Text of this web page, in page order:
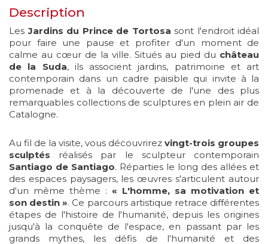
Description
LesJardins du Prince de Tortosa sont l'endroit idéal
pour faire une pause et profiter d'un moment de
calme au cœur de la ville. Situés au pied du château
de la Suda, ils associent jardins, patrimoine et art
contemporain dans un cadre paisible qui invite à la
promenade et à la découverte de l'une des plus
remarquables collections de sculptures en plein air de
Catalogne.
Au fil de la visite, vous découvrirez vingt-trois groupes
sculptés réalisés par le sculpteur contemporain
Santiago de Santiago. Réparties le long des allées et
des espaces paysagers, les œuvres s'articulent autour
d'un même thème : « L'homme, sa motivation et
son destin ». Ce parcours artistique retrace différentes
étapes de l'histoire de l'humanité, depuis les origines
jusqu'à la conquête de l'espace, en passant par les
grands mythes, les défis de l'humanité et des